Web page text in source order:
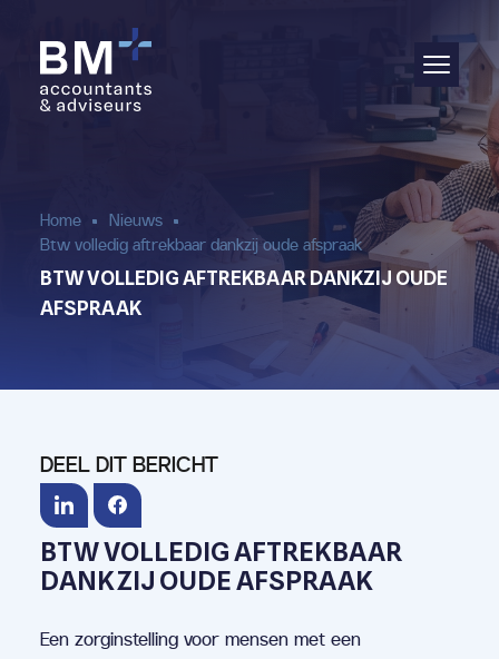
Home
Nieuws
Btw volledig aftrekbaar dankzij oude afspraak
BTW VOLLEDIG AFTREKBAAR DANKZIJ OUDE
AFSPRAAK
BTW VOLLEDIG AFTREKBAAR
DANKZIJ OUDE AFSPRAAK
Een zorginstelling voor mensen met een
DEEL DIT BERICHT
Administratie
Salarisadministratie
Aangifte & fiscaal advies